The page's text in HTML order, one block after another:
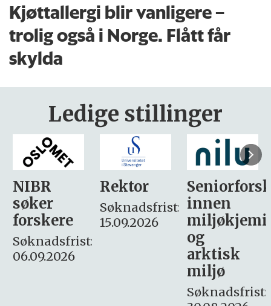
Kjøttallergi blir vanligere –
trolig også i Norge. Flått får
skylda
Ledige stillinger
Rektor
Søknadsfrist:
15.09.2026
Seniorforsker
innen
miljøkjemi
søker
– fast
Søknadsfrist:
16. august.